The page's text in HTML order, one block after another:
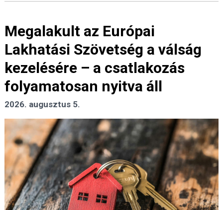
Megalakult az Európai
Lakhatási Szövetség a válság
kezelésére – a csatlakozás
folyamatosan nyitva áll
2026. augusztus 5.